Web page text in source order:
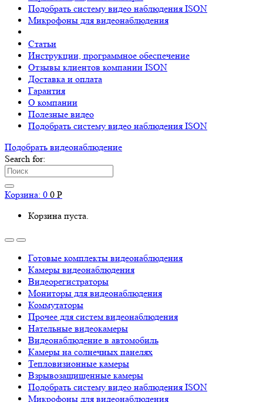
Подобрать систему видео наблюдения ISON
Микрофоны для видеонаблюдения
Статьи
Инструкции, программное обеспечение
Отзывы клиентов компании ISON
Доставка и оплата
Гарантия
О компании
Полезные видео
Подобрать систему видео наблюдения ISON
Подобрать видеонаблюдениe
Search for:
Корзина: 0 0 Р
Корзина пуста.
Готовые комплекты видеонаблюдения
Камеры видеонаблюдения
Видеорегистраторы
Мониторы для видеонаблюдения
Коммутаторы
Прочее для систем видеонаблюдения
Нательные видеокамеры
Видеонаблюдение в автомобиль
Камеры на солнечных панелях
Тепловизионные камеры
Взрывозащищенные камеры
Подобрать систему видео наблюдения ISON
Микрофоны для видеонаблюдения